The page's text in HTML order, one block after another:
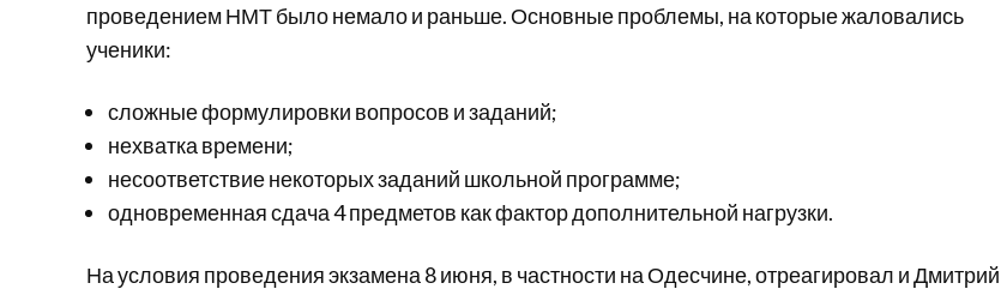
проведением НМТ было немало и раньше. Основные проблемы, на которые жаловались
ученики:
сложные формулировки вопросов и заданий;
нехватка времени;
несоответствие некоторых заданий школьной программе;
одновременная сдача 4 предметов как фактор дополнительной нагрузки.
На условия проведения экзамена 8 июня, в частности на Одесчине, отреагировал и Дмитрий